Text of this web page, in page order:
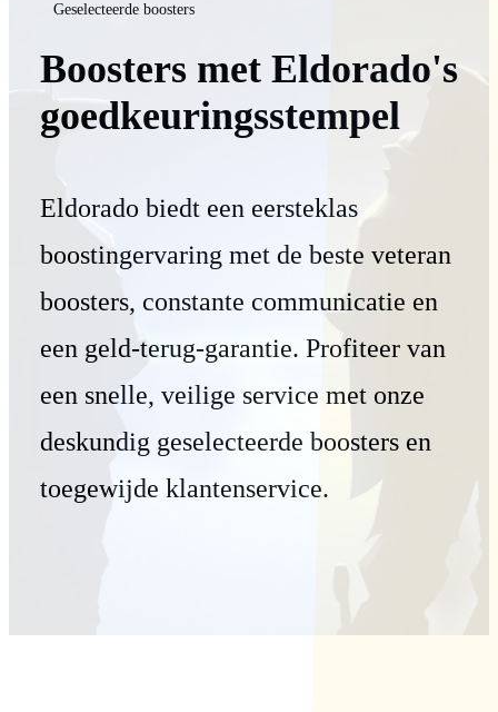
Geselecteerde boosters
Boosters met Eldorado's
goedkeuringsstempel
Eldorado biedt een eersteklas
boostingervaring met de beste veteran
boosters, constante communicatie en
een geld-terug-garantie. Profiteer van
een snelle, veilige service met onze
deskundig geselecteerde boosters en
toegewijde klantenservice.